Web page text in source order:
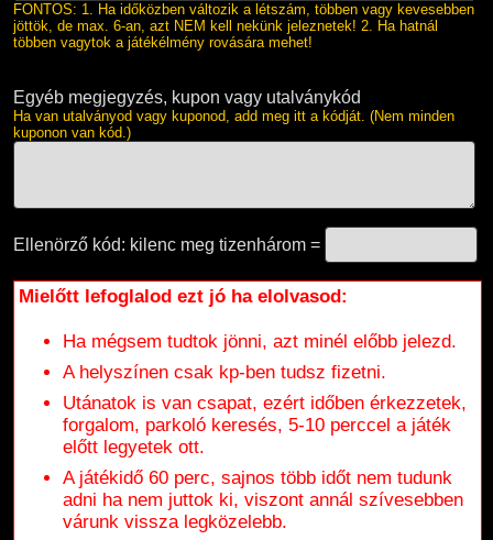
FONTOS: 1. Ha időközben változik a létszám, többen vagy kevesebben
jöttök, de max. 6-an, azt NEM kell nekünk jeleznetek! 2. Ha hatnál
többen vagytok a játékélmény rovására mehet!
Egyéb megjegyzés, kupon vagy utalványkód
Ha van utalványod vagy kuponod, add meg itt a kódját. (Nem minden
kuponon van kód.)
Ellenörző kód: kilenc meg tizenhárom =
Mielőtt lefoglalod ezt jó ha elolvasod:
Ha mégsem tudtok jönni, azt minél előbb jelezd.
A helyszínen csak kp-ben tudsz fizetni.
Utánatok is van csapat, ezért időben érkezzetek,
forgalom, parkoló keresés, 5-10 perccel a játék
előtt legyetek ott.
A játékidő 60 perc, sajnos több időt nem tudunk
adni ha nem juttok ki, viszont annál szívesebben
várunk vissza legközelebb.